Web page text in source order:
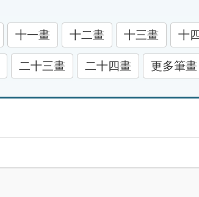
十一畫 十二畫 十三畫 十
二十三畫 二十四畫 更多筆畫